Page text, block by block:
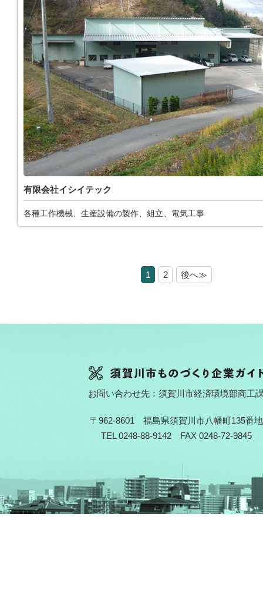
有限会社イシイテック
各種工作機械、生産設備の製作、組立、電気工事
1 2 後へ≫
お問い合わせ先：須賀川市経済環境部商工
〒962-8601 福島県須賀川市八幡町135番地
TEL 0248-88-9142 FAX 0248-72-9845